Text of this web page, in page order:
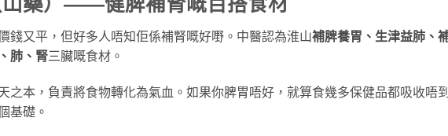
錢又平，但好多人唔知佢係補腎嘅好嘢。中醫認為淮山補脾養胃、生津益肺、
肺、腎三臟嘅食材。
之本，負責將食物轉化為氣血。如果你脾胃唔好，就算食幾多保健品都吸收唔
基礎。